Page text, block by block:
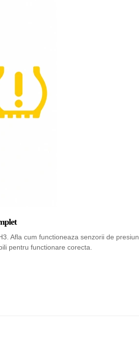
Afla cum functioneaza senzorii de
pentru functionare corecta.